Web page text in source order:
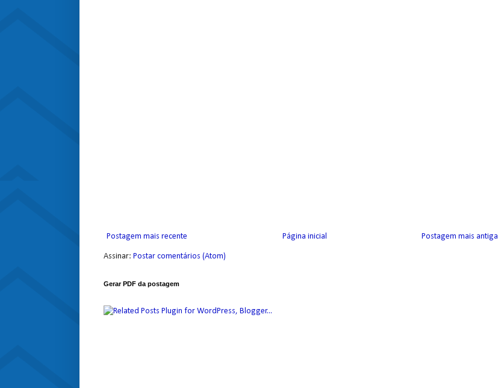
Postagem mais recente Postagem mais antiga
Página inicial
Assinar: Postar comentários (Atom)
Gerar PDF da postagem